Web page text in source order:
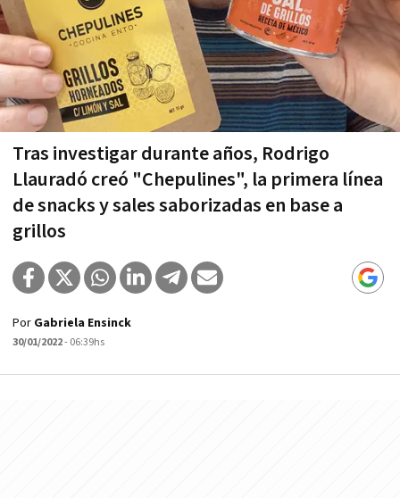
Tras investigar durante años, Rodrigo
Llauradó creó "Chepulines", la primera línea
de snacks y sales saborizadas en base a
grillos
Por Gabriela Ensinck
30/01/2022- 06:39hs